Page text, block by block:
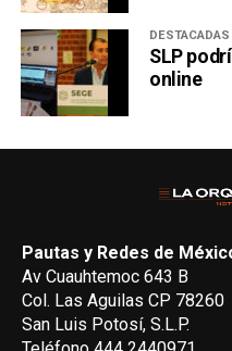
DESTACADAS
SLP
online
Pautas y Redes de
Av Cuauhtemoc 643 B
Col. Las Aguilas CP 78260
San Luis Potosí, S.L.P.